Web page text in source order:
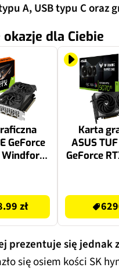
A, USB typu C oraz
dla Ciebie
GeForce
zł
Karta
ASUS
GeForce
prezentuje się jednak
się osiem kości SK